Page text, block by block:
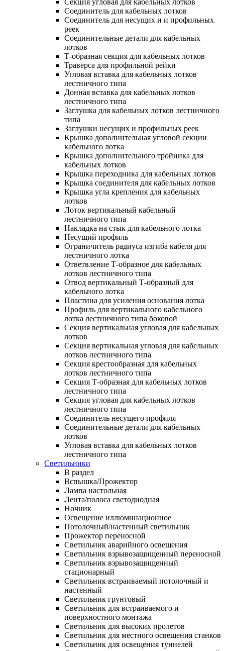
Соединитель для кабельных лотков
Соединитель для несущих и и профильных
реек
Соединительные детали для кабельных
лотков
Т-образная секция для кабельных лотков
Траверса для профильной рейки
Угловая вставка для кабельных лотков
лестничного типа
Донная вставка для кабельных лотков
лестничного типа
Заглушка для кабельных лотков лестничного
типа
Заглушки несущих и профильных реек
Крышка дополнительная угловой секции
кабельного лотка
Крышка дополнительного тройника для
кабельных лотков
Крышка переходника для кабельных лотков
Крышка соединителя для кабельных лотков
Крышка угла крепления для кабельных
лотков
Лоток вертикальный кабельный
лестничного типа
Накладка на стык для кабельного лотка
Несущий профиль
Ограничитель радиуса изгиба кабеля для
лестничного лотка
Ответвление Т-образное для кабельных
лотков лестничного типа
Отвод вертикальный Т-образный для
кабельного лотка
Пластина для усиления основания лотка
Профиль для вертикального кабельного
лотка лестничного типа боковой
Секция вертикальная угловая для кабельных
лотков
Секция вертикальная угловая для кабельных
лотков лестничного типа
Секция крестообразная для кабельных
лотков лестничного типа
Секция Т-образная для кабельных лотков
лестничного типа
Секция угловая для кабельных лотков
лестничного типа
Соединитель несущего профиля
Соединительные детали для кабельных
лотков
Угловая вставка для кабельных лотков
лестничного типа
Светильники
В раздел
Вспышка/Прожектор
Лампа настольная
Лента/полоса светодиодная
Ночник
Освещение иллюминационное
Потолочный/настенный светильник
Прожектор переносной
Светильник аварийного освещения
Светильник взрывозащищенный переносной
Светильник взрывозащищенный
стационарный
Светильник встраиваемый потолочный и
настенный
Светильник грунтовый
Светильник для встраиваемого и
поверхностного монтажа
Светильник для высоких пролетов
Светильник для местного освещения станков
Светильник для освещения туннелей